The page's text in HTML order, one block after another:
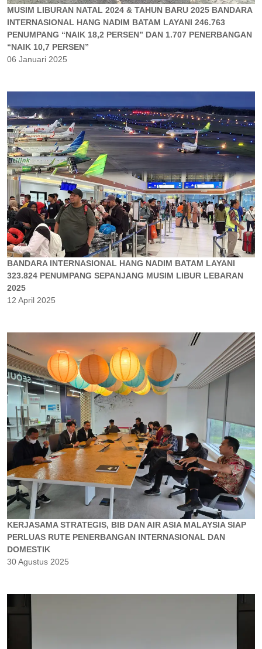
MUSIM LIBURAN NATAL 2024 & TAHUN BARU 2025 BANDARA
INTERNASIONAL HANG NADIM BATAM LAYANI 246.763
PENUMPANG “NAIK 18,2 PERSEN” DAN 1.707 PENERBANGAN
“NAIK 10,7 PERSEN”
06 Januari 2025
BANDARA INTERNASIONAL HANG NADIM BATAM LAYANI
323.824 PENUMPANG SEPANJANG MUSIM LIBUR LEBARAN
2025
12 April 2025
KERJASAMA STRATEGIS, BIB DAN AIR ASIA MALAYSIA SIAP
PERLUAS RUTE PENERBANGAN INTERNASIONAL DAN
DOMESTIK
30 Agustus 2025